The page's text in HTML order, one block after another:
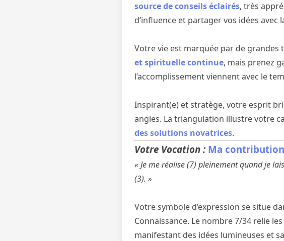
source de conseils éclairés, très
d’influence et partager vos idées avec
Votre vie est marquée par de grandes
et spirituelle continue, mais prenez
l’accomplissement viennent avec le
Inspirant(e) et stratège, votre esprit
angles. La triangulation illustre votre
des solutions novatrices.
Votre Vocation : Ma
« Je me réalise (7) pleinement quand je
(3). »
Votre symbole d’expression se situe
Connaissance. Le nombre 7/34 relie
manifestant des idées lumineuses et